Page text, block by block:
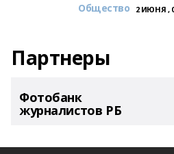
Общество 2 ИЮНЯ ,
Партнеры
Фотобанк
журналистов РБ